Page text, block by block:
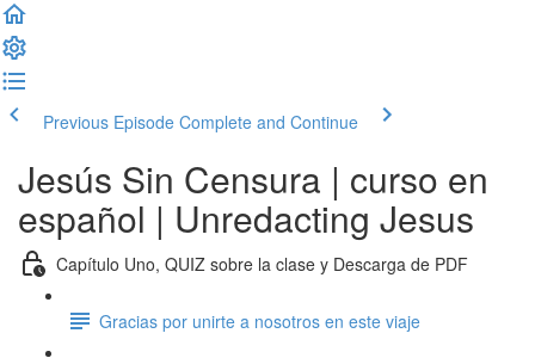
Previous Episode Complete and Continue
Jesús Sin Censura | curso en
español | Unredacting Jesus
Capítulo Uno, QUIZ sobre la clase y Descarga de PDF
Gracias por unirte a nosotros en este viaje